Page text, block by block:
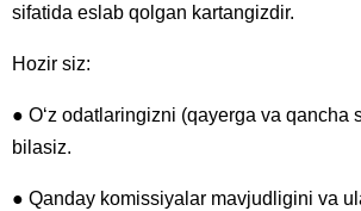
sifatida eslab qolgan kartangizdir.
Hozir siz:
● O‘z odatlaringizni (qayerga va qancha
bilasiz.
● Qanday komissiyalar mavjudligini va